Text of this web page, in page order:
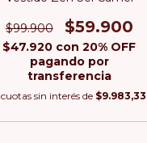
$99.900 $59.900
$47.920 con 20% OFF
pagando por
transferencia
cuotas sin interés de $9.983,33